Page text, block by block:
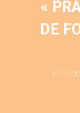
«
DE
«